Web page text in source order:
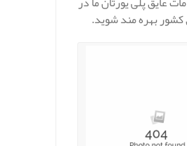
کشور بهره مند شوید.